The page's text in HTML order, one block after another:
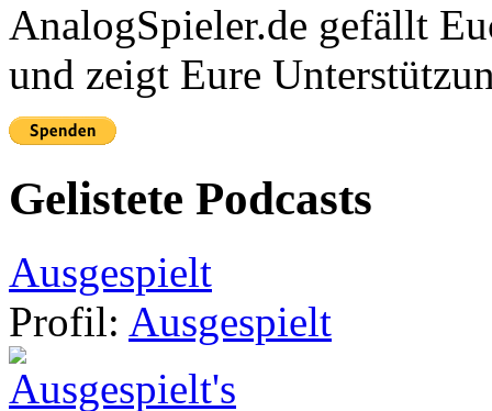
AnalogSpieler.de gefällt
und zeigt Eure
Gelistete Podcasts
Ausgespielt
Profil: Ausgespielt